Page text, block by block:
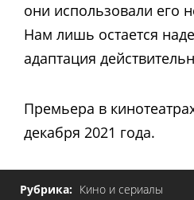
они использовали его
Нам лишь остается
адаптация
Премьера в
декабря 2021 года.
Рубрика: Кино и сериалы